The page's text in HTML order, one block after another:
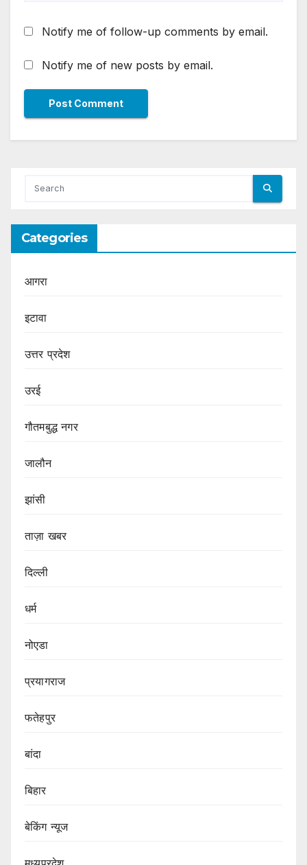
Notify me of follow-up comments by email.
Notify me of new posts by email.
Categories
आगरा
इटावा
उत्तर प्रदेश
उरई
गौतमबुद्ध नगर
जालौन
झांसी
ताज़ा खबर
दिल्ली
धर्म
नोएडा
प्रयागराज
फतेहपुर
बांदा
बिहार
बेकिंग न्यूज